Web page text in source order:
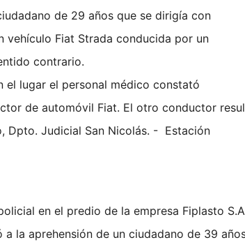
de 29 años que se dirigía con
vehículo Fiat Strada conducida por un
contrario.
el lugar el personal médico constató
de automóvil Fiat. El otro conductor
Dpto. Judicial San Nicolás. - Estación
en el predio de la empresa Fiplasto S.A
la aprehensión de un ciudadano de 39